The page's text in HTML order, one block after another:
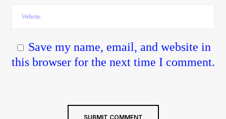
Save my name, email, and website in
this browser for the next time I comment.